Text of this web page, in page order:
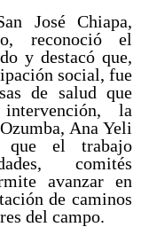
José Chiapa,
reconoció el
y destacó que,
social, fue
de salud que
la
Ana Yeli
que el trabajo
comités
avanzar en
de caminos
del campo.